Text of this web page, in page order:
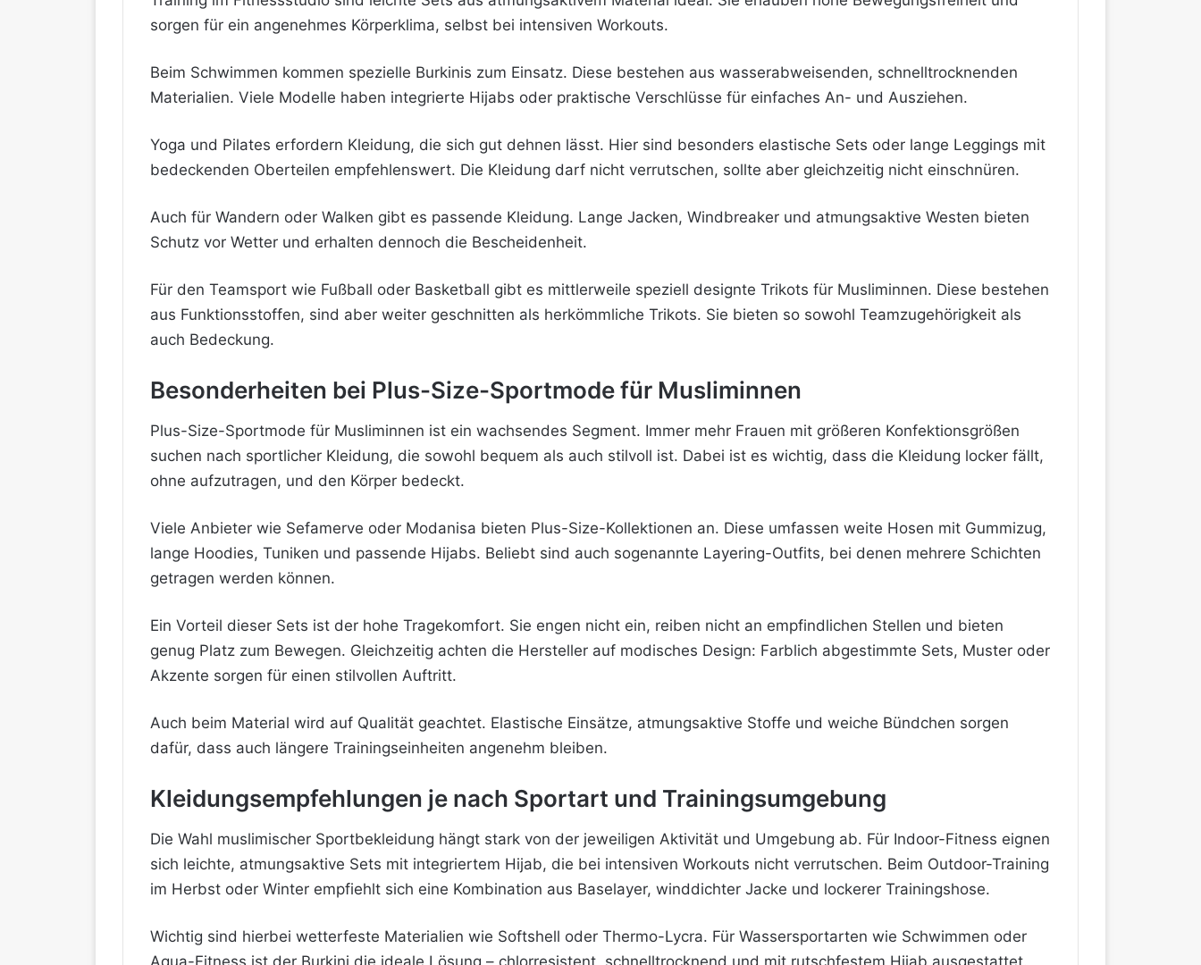
sorgen für ein angenehmes Körperklima, selbst bei intensiven Workouts.
Beim Schwimmen kommen spezielle Burkinis zum Einsatz. Diese bestehen aus wasserabweisenden, schnelltrocknenden
Materialien. Viele Modelle haben integrierte Hijabs oder praktische Verschlüsse für einfaches An- und Ausziehen.
Yoga und Pilates erfordern Kleidung, die sich gut dehnen lässt. Hier sind besonders elastische Sets oder lange Leggings mit
bedeckenden Oberteilen empfehlenswert. Die Kleidung darf nicht verrutschen, sollte aber gleichzeitig nicht einschnüren.
Auch für Wandern oder Walken gibt es passende Kleidung. Lange Jacken, Windbreaker und atmungsaktive Westen bieten
Schutz vor Wetter und erhalten dennoch die Bescheidenheit.
Für den Teamsport wie Fußball oder Basketball gibt es mittlerweile speziell designte Trikots für Musliminnen. Diese bestehen
aus Funktionsstoffen, sind aber weiter geschnitten als herkömmliche Trikots. Sie bieten so sowohl Teamzugehörigkeit als
auch Bedeckung.
Besonderheiten bei Plus-Size-Sportmode für Musliminnen
Plus-Size-Sportmode für Musliminnen ist ein wachsendes Segment. Immer mehr Frauen mit größeren Konfektionsgrößen
suchen nach sportlicher Kleidung, die sowohl bequem als auch stilvoll ist. Dabei ist es wichtig, dass die Kleidung locker fällt,
ohne aufzutragen, und den Körper bedeckt.
Viele Anbieter wie Sefamerve oder Modanisa bieten Plus-Size-Kollektionen an. Diese umfassen weite Hosen mit Gummizug,
lange Hoodies, Tuniken und passende Hijabs. Beliebt sind auch sogenannte Layering-Outfits, bei denen mehrere Schichten
getragen werden können.
Ein Vorteil dieser Sets ist der hohe Tragekomfort. Sie engen nicht ein, reiben nicht an empfindlichen Stellen und bieten
genug Platz zum Bewegen. Gleichzeitig achten die Hersteller auf modisches Design: Farblich abgestimmte Sets, Muster oder
Akzente sorgen für einen stilvollen Auftritt.
Auch beim Material wird auf Qualität geachtet. Elastische Einsätze, atmungsaktive Stoffe und weiche Bündchen sorgen
dafür, dass auch längere Trainingseinheiten angenehm bleiben.
Kleidungsempfehlungen je nach Sportart und Trainingsumgebung
Die Wahl muslimischer Sportbekleidung hängt stark von der jeweiligen Aktivität und Umgebung ab. Für Indoor-Fitness eignen
sich leichte, atmungsaktive Sets mit integriertem Hijab, die bei intensiven Workouts nicht verrutschen. Beim Outdoor-Training
im Herbst oder Winter empfiehlt sich eine Kombination aus Baselayer, winddichter Jacke und lockerer Trainingshose.
Wichtig sind hierbei wetterfeste Materialien wie Softshell oder Thermo-Lycra. Für Wassersportarten wie Schwimmen oder